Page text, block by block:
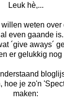
Leuk hè,...
weten over
even gaande is.
´give aways´
er gelukkig nog
hoe je zo'n
maken: